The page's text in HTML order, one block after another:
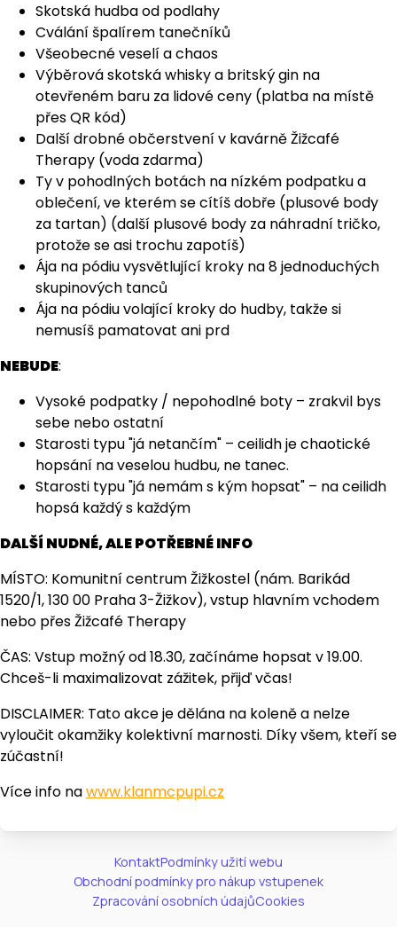
Skotská hudba od podlahy
Cválání špalírem tanečníků
Všeobecné veselí a chaos
Výběrová skotská whisky a britský gin na
otevřeném baru za lidové ceny (platba na místě
přes QR kód)
Další drobné občerstvení v kavárně Žižcafé
Therapy (voda zdarma)
Ty v pohodlných botách na nízkém podpatku a
oblečení, ve kterém se cítíš dobře (plusové body
za tartan) (další plusové body za náhradní tričko,
protože se asi trochu zapotíš)
Ája na pódiu vysvětlující kroky na 8 jednoduchých
skupinových tanců
Ája na pódiu volající kroky do hudby, takže si
nemusíš pamatovat ani prd
NEBUDE:
Vysoké podpatky / nepohodlné boty – zrakvil bys
sebe nebo ostatní
Starosti typu "já netančím" – ceilidh je chaotické
hopsání na veselou hudbu, ne tanec.
Starosti typu "já nemám s kým hopsat" – na ceilidh
hopsá každý s každým
DALŠÍ NUDNÉ, ALE POTŘEBNÉ INFO
MÍSTO: Komunitní centrum Žižkostel (nám. Barikád
1520/1, 130 00 Praha 3-Žižkov), vstup hlavním vchodem
nebo přes Žižcafé Therapy
ČAS: Vstup možný od 18.30, začínáme hopsat v 19.00.
Chceš-li maximalizovat zážitek, přijď včas!
DISCLAIMER: Tato akce je dělána na koleně a nelze
vyloučit okamžiky kolektivní marnosti. Díky všem, kteří se
zúčastní!
Více info nawww.klanmcpupi.cz
KontaktPodmínky užití webu
Obchodní podmínky pro nákup vstupenek
Zpracování osobních údajůCookies